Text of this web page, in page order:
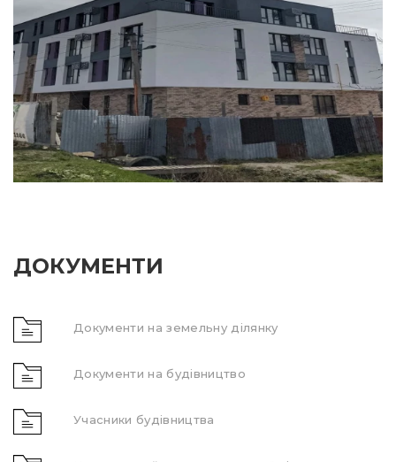
ДОКУМЕНТИ
Документи на земельну ділянку
Документи на будівництво
Учасники будівництва